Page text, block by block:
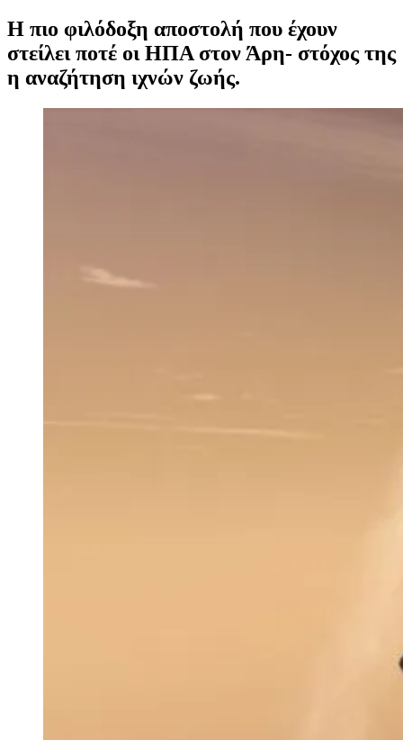
Η πιο φιλόδοξη αποστολή που έχουν
στείλει ποτέ οι ΗΠΑ στον Άρη- στόχος της
η αναζήτηση ιχνών ζωής.